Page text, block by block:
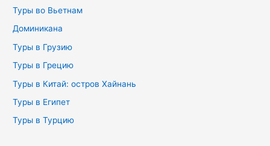
Туры во Вьетнам
Доминикана
Туры в Грузию
Туры в Грецию
Туры в Китай: остров Хайнань
Туры в Египет
Туры в Турцию